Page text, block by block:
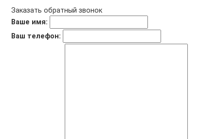
Заказать обратный звонок
Ваше имя:
Ваш телефон: